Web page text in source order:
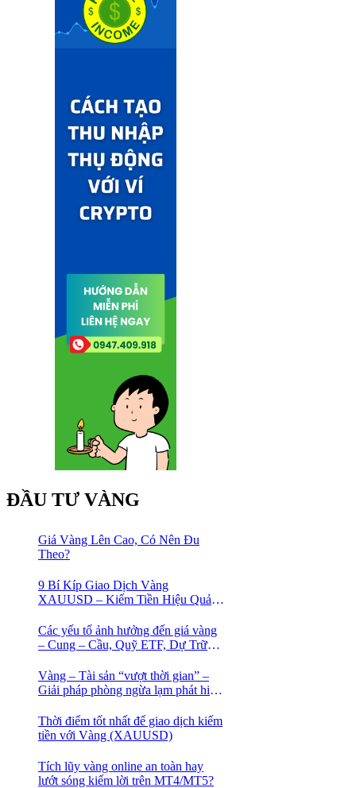
ĐẦU TƯ VÀNG
Giá Vàng Lên Cao, Có Nên Đu
Theo?
9 Bí Kíp Giao Dịch Vàng
XAUUSD – Kiếm Tiền Hiệu Quả
Các yếu tố ảnh hưởng đến giá vàng
– Cung – Cầu, Quỹ ETF, Dự Trữ
Vàng – Tài sản “vượt thời gian” –
Giải pháp phòng ngừa lạm phát hiệu
Thời điểm tốt nhất để giao dịch kiếm
tiền với Vàng (XAUUSD)
Tích lũy vàng online an toàn hay
lướt sóng kiếm lời trên MT4/MT5?